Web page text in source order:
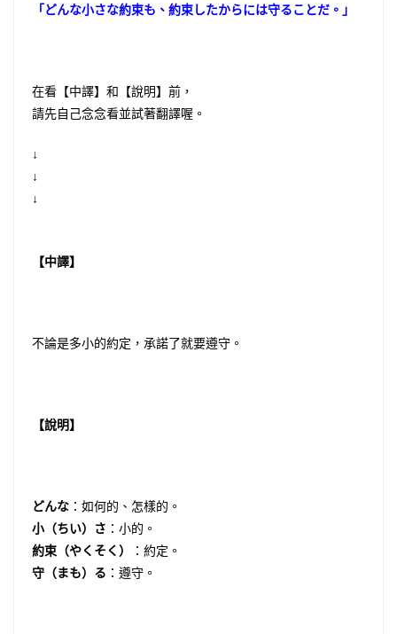
「どんな小さな約束も、約束したからには守ることだ。」
在看【中譯】和【說明】前，
請先自己念念看並試著翻譯喔。
↓
↓
↓
【中譯】
不論是多小的約定，承諾了就要遵守。
【說明】
どんな ：如何的、怎樣的。
小（ちい）さ ：小的。
約束（やくそく）
：約定。
守（まも）る ：遵守。